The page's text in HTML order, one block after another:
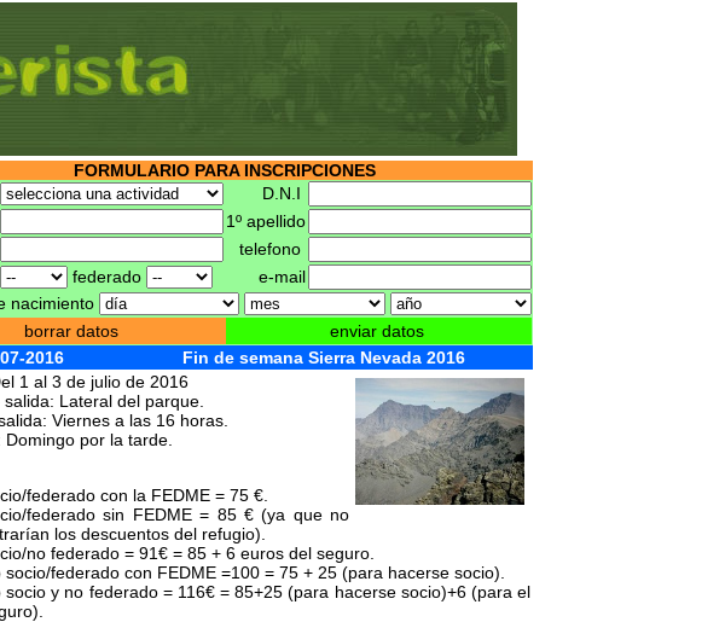
FORMULARIO PARA INSCRIPCIONES
D.N.I
1º apellido
telefono
federado
e-mail
nacimiento
borrar datos
enviar datos
2016
Fin de semana Sierra Nevada 2016
1 al 3 de julio de 2016
Lateral del parque.
Viernes a las 16 horas.
Domingo por la tarde.
federado con la FEDME = 75 €.
federado sin FEDME = 85 € (ya que no
los descuentos del refugio).
no federado = 91€ = 85 + 6 euros del seguro.
socio/federado con FEDME =100 = 75 + 25 (para hacerse socio).
socio y no federado = 116€ = 85+25 (para hacerse socio)+6 (para el